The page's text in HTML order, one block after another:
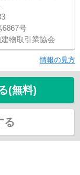
6867号
物取引業協会
情報の見方
(無料)
る